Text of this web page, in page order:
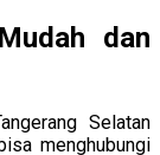
dan
Selatan
menghubungi